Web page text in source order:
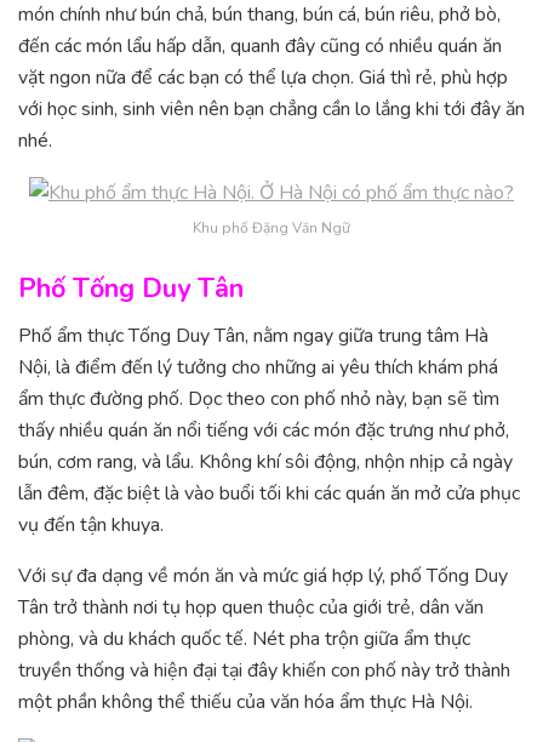
món chính như bún chả, bún thang, bún cá, bún riêu, phở bò,
đến các món lẩu hấp dẫn, quanh đây cũng có nhiều quán ăn
vặt ngon nữa để các bạn có thể lựa chọn. Giá thì rẻ, phù hợp
với học sinh, sinh viên nên bạn chẳng cần lo lắng khi tới đây ăn
nhé.
Khu phố Đặng Văn Ngữ
Phố Tống Duy Tân
Phố ẩm thực Tống Duy Tân, nằm ngay giữa trung tâm Hà
Nội, là điểm đến lý tưởng cho những ai yêu thích khám phá
ẩm thực đường phố. Dọc theo con phố nhỏ này, bạn sẽ tìm
thấy nhiều quán ăn nổi tiếng với các món đặc trưng như phở,
bún, cơm rang, và lẩu. Không khí sôi động, nhộn nhịp cả ngày
lẫn đêm, đặc biệt là vào buổi tối khi các quán ăn mở cửa phục
vụ đến tận khuya.
Với sự đa dạng về món ăn và mức giá hợp lý, phố Tống Duy
Tân trở thành nơi tụ họp quen thuộc của giới trẻ, dân văn
phòng, và du khách quốc tế. Nét pha trộn giữa ẩm thực
truyền thống và hiện đại tại đây khiến con phố này trở thành
một phần không thể thiếu của văn hóa ẩm thực Hà Nội.